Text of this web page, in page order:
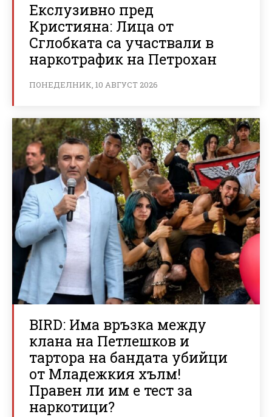
Екслузивно пред
Кристияна: Лица от
Сглобката са участвали в
наркотрафик на Петрохан
ПОНЕДЕЛНИК, 10 АВГУСТ 2026
BIRD: Има връзка между
клана на Петлешков и
тартора на бандата убийци
от Младежкия хълм!
Правен ли им е тест за
наркотици?